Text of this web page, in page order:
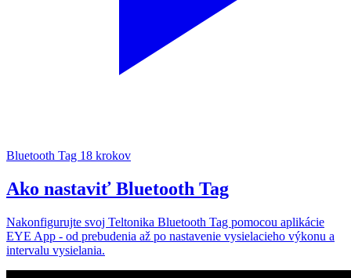
Bluetooth Tag 18 krokov
Ako nastaviť Bluetooth Tag
Nakonfigurujte svoj Teltonika Bluetooth Tag pomocou aplikácie
EYE App - od prebudenia až po nastavenie vysielacieho výkonu a
intervalu vysielania.